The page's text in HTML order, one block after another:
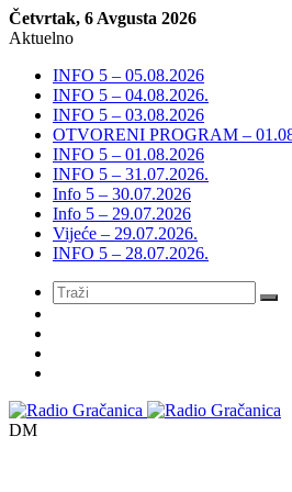
Četvrtak, 6 Avgusta 2026
Aktuelno
INFO 5 – 05.08.2026
INFO 5 – 04.08.2026.
INFO 5 – 03.08.2026
OTVORENI PROGRAM –
INFO 5 – 01.08.2026
INFO 5 – 31.07.2026.
Info 5 – 30.07.2026
Info 5 – 29.07.2026
Vijeće – 29.07.2026.
INFO 5 – 28.07.2026.
Meni
DM